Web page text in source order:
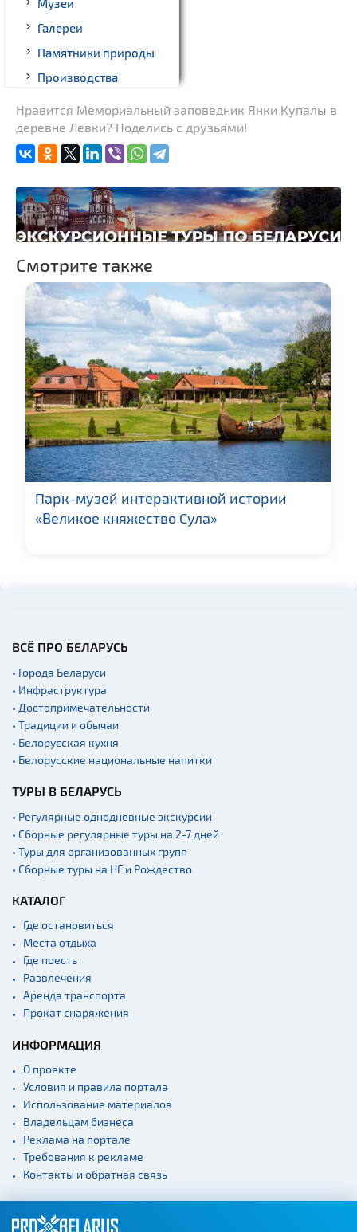
Музеи
Галереи
Памятники природы
Производства
Памятники
Памятники известным
людям
Костелы
Железнодорожные
вокзалы
Нравится Мемориальный заповедник Янки Купалы в
деревне Левки? Поделись с друзьями!
Смотрите также
Парк-музей интерактивной истории
«Великое княжество Сула»
ВСЁ ПРО БЕЛАРУСЬ
• Города Беларуси
• Инфраструктура
• Достопримечательности
• Традиции и обычаи
• Белорусская кухня
• Белорусские национальные напитки
ТУРЫ В БЕЛАРУСЬ
• Регулярные однодневные экскурсии
• Сборные регулярные туры на 2-7 дней
• Туры для организованных групп
• Сборные туры на НГ и Рождество
КАТАЛОГ
Где остановиться
Места отдыха
Где поесть
Развлечения
Аренда транспорта
Прокат снаряжения
ИНФОРМАЦИЯ
О проекте
Условия и правила портала
Использование материалов
Владельцам бизнеса
Реклама на портале
Требования к рекламе
Контакты и обратная связь